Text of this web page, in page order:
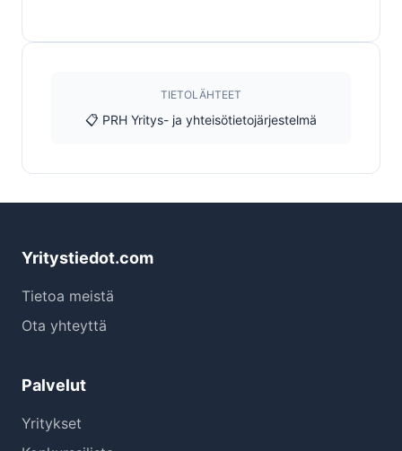
TIETOLÄHTEET
📋 PRH Yritys- ja yhteisötietojärjestelmä
Yritystiedot.com
Tietoa meistä
Ota yhteyttä
Palvelut
Yritykset